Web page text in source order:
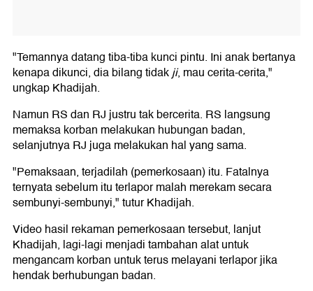
"Temannya datang tiba-tiba kunci pintu. Ini anak bertanya
kenapa dikunci, dia bilang tidakji, mau cerita-cerita,"
ungkap Khadijah.
Namun RS dan RJ justru tak bercerita. RS langsung
memaksa korban melakukan hubungan badan,
selanjutnya RJ juga melakukan hal yang sama.
"Pemaksaan, terjadilah (pemerkosaan) itu. Fatalnya
ternyata sebelum itu terlapor malah merekam secara
sembunyi-sembunyi," tutur Khadijah.
Video hasil rekaman pemerkosaan tersebut, lanjut
Khadijah, lagi-lagi menjadi tambahan alat untuk
mengancam korban untuk terus melayani terlapor jika
hendak berhubungan badan.